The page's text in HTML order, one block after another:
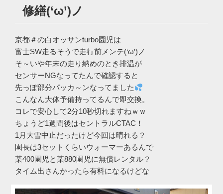
修繕(‘ω’)ノ
京都＃の白オッサンturbo園児は
富士SW走るそうで走行前メンテ(‘ω’)ノ
そ～いや年末の走り納めのとき排温が
センサーNGなってたんで確認すると
先っぽ部分パッカ～ンなってました
こんなん大体予備持ってるんで即交換。
コレで安心して2分10秒切れますねｗｗ
ちょうど1週間後はセントラルCTAC！
1月大雪中止だったけど今回は晴れる？
園長は3セットくらいウォーマーあるんで
某400園児と某880園児に無償レンタル？
タイム出さんかったら有料になるけどな